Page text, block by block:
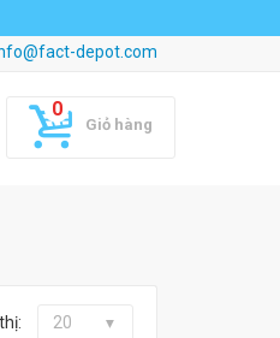
depot.com
Giỏ hàng
20